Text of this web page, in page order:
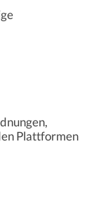
Plattformen